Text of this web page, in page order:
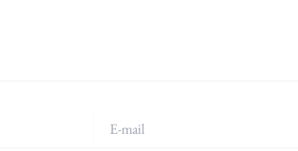
mail